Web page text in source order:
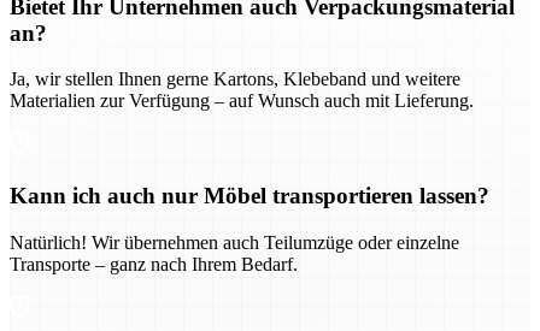
Bietet Ihr Unternehmen auch Verpackungsmaterial
an?
Ja, wir stellen Ihnen gerne Kartons, Klebeband und weitere
Materialien zur Verfügung – auf Wunsch auch mit Lieferung.
Kann ich auch nur Möbel transportieren lassen?
Natürlich! Wir übernehmen auch Teilumzüge oder einzelne
Transporte – ganz nach Ihrem Bedarf.